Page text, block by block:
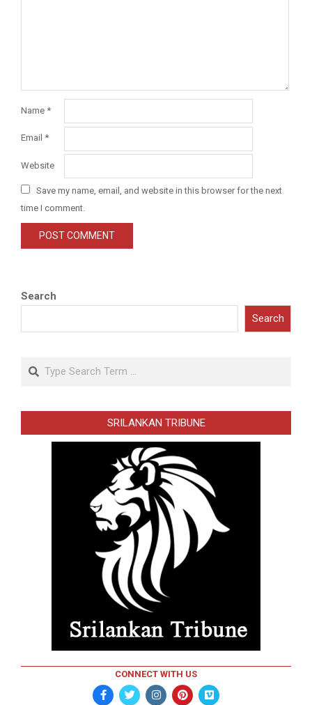
Name *
Email *
Website
Save my name, email, and website in this browser for the next
time I comment.
Search
Search
Search
SRILANKAN TRIBUNE
CONNECT WITH US